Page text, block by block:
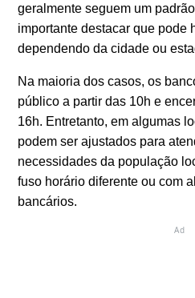
geralmente seguem um
importante destacar que pode
dependendo da cidade ou
Na maioria dos casos, os
público a partir das 10h e
16h. Entretanto, em algumas
podem ser ajustados para
necessidades da população
fuso horário diferente ou com
bancários.
Ad